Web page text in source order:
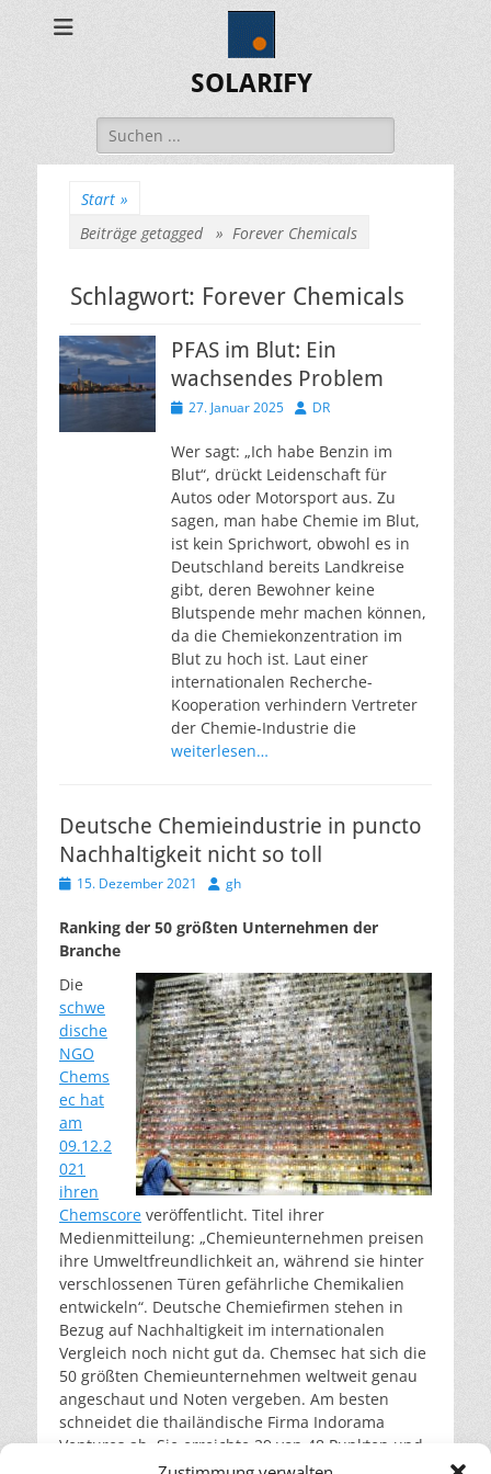
SOLARIFY
Suchen
nach:
Start »
Beiträge getagged » Forever Chemicals
Schlagwort: Forever Chemicals
PFAS im Blut: Ein
wachsendes Problem
Veröffentlicht
27. Januar 2025 Autor
DR
Wer sagt: „Ich habe Benzin im
Blut“, drückt Leidenschaft für
Autos oder Motorsport aus. Zu
sagen, man habe Chemie im Blut,
ist kein Sprichwort, obwohl es in
Deutschland bereits Landkreise
gibt, deren Bewohner keine
Blutspende mehr machen können,
da die Chemiekonzentration im
Blut zu hoch ist. Laut einer
internationalen Recherche-
Kooperation verhindern Vertreter
der Chemie-Industrie die
weiterlesen…
Deutsche Chemieindustrie in puncto
Nachhaltigkeit nicht so toll
Veröffentlicht
15. Dezember 2021 Autor
gh
Ranking der 50 größten Unternehmen der
Branche
Die
schwe
dische
NGO
Chems
ec hat
am
09.12.2
021
ihren
Chemscore veröffentlicht. Titel ihrer
Medienmitteilung: „Chemieunternehmen preisen
ihre Umweltfreundlichkeit an, während sie hinter
verschlossenen Türen gefährliche Chemikalien
entwickeln“. Deutsche Chemiefirmen stehen in
Bezug auf Nachhaltigkeit im internationalen
Vergleich noch nicht gut da. Chemsec hat sich die
50 größten Chemieunternehmen weltweit genau
angeschaut und Noten vergeben. Am besten
schneidet die thailändische Firma Indorama
Ventures ab. Sie erreichte 29 von 48 Punkten und
damit die Note B. Ganz hinten auf Platz 50